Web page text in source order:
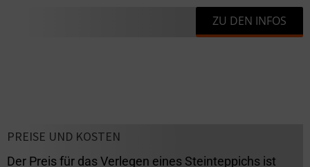
ZU DEN INFOS
PREISE UND KOSTEN
Der Preis für das Verlegen eines Steinteppichs ist